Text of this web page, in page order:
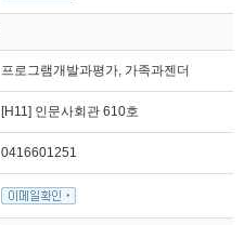
프로그램개발과평가, 가족과젠더
[H11] 인문사회관 610호
0416601251